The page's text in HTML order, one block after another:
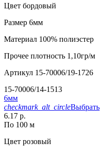
Цвет бордовый
Размер 6мм
Материал 100% полиэстер
Прочее плотность 1,10гр/м
Артикул 15-70006/19-1726
15-70006/14-1513
6мм
checkmark_alt_circleВыбрать
6.17 р.
По 100 м
Цвет розовый